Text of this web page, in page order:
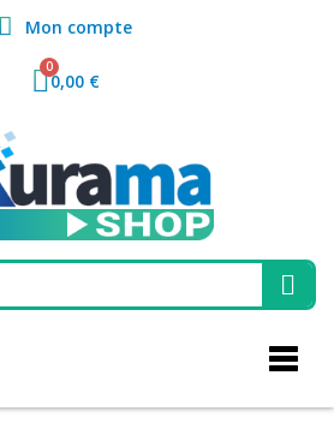
Mon compte
0,00 €